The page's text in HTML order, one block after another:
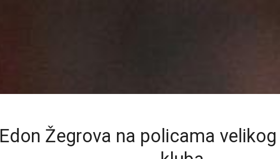
Edon Žegrova na policama